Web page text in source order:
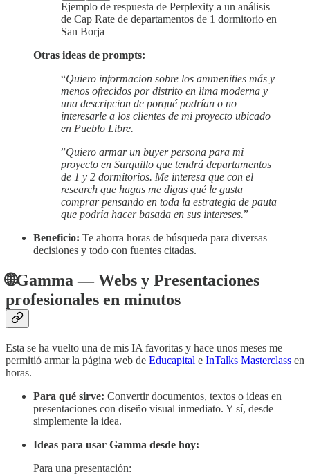
Ejemplo de respuesta de Perplexity a un análisis
de Cap Rate de departamentos de 1 dormitorio en
San Borja
Otras ideas de prompts:
“Quiero informacion sobre los ammenities más y
menos ofrecidos por distrito en lima moderna y
una descripcion de porqué podrían o no
interesarle a los clientes de mi proyecto ubicado
en Pueblo Libre.
”Quiero armar un buyer persona para mi
proyecto en Surquillo que tendrá departamentos
de 1 y 2 dormitorios. Me interesa que con el
research que hagas me digas qué le gusta
comprar pensando en toda la estrategia de pauta
que podría hacer basada en sus intereses.”
Beneficio: Te ahorra horas de búsqueda para diversas
decisiones y todo con fuentes citadas.
🌐Gamma — Webs y Presentaciones
profesionales en minutos
Esta se ha vuelto una de mis IA favoritas y hace unos meses me
permitió armar la página web de Educapital e InTalks Masterclass en
horas.
Para qué sirve: Convertir documentos, textos o ideas en
presentaciones con diseño visual inmediato. Y sí, desde
simplemente la idea.
Ideas para usar Gamma desde hoy:
Para una presentación: